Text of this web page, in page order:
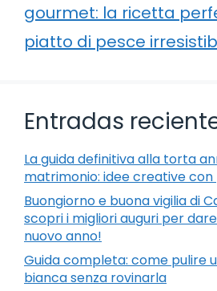
gourmet: la ricetta
piatto di pesce
Entradas
La guida definitiva alla torta
matrimonio: idee creative
Buongiorno e buona vigilia di
scopri i migliori auguri per
nuovo anno!
Guida completa: come pulire
bianca senza rovinarla